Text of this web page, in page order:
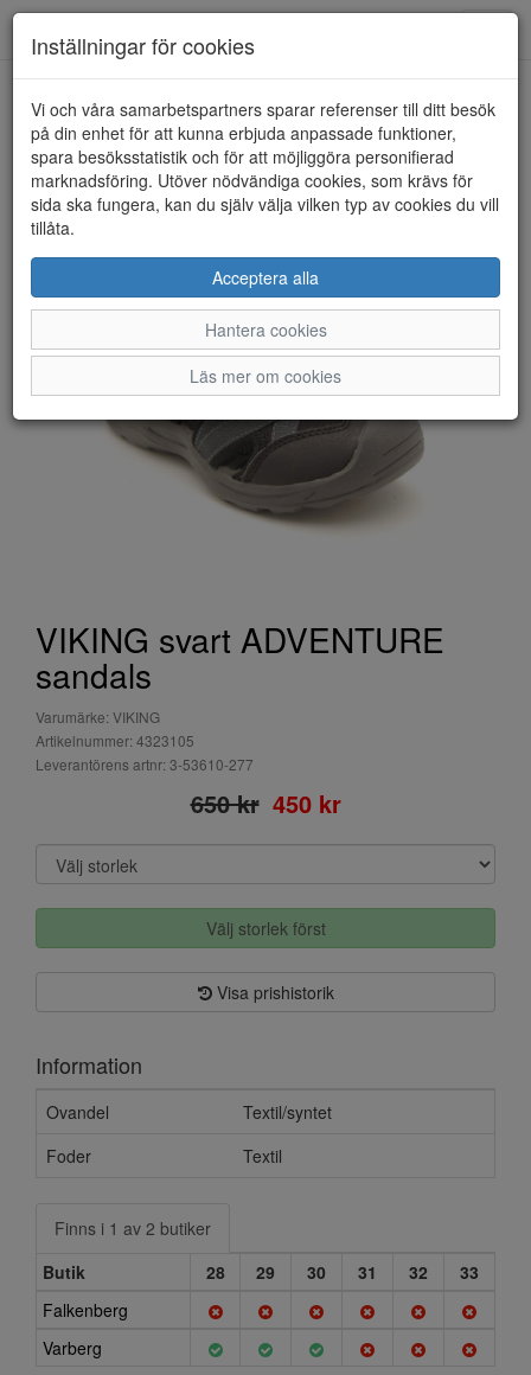
HEM VIKING
VIKING svart ADVENTURE
sandals
Varumärke: VIKING
Artikelnummer: 4323105
Leverantörens artnr: 3-53610-277
650 kr 450 kr
Välj storlek först
Visa prishistorik
Information
Ovandel
Textil/syntet
Foder
Textil
Finns i 1 av 2 butiker
Butik
28 29 30 31 32
33
Falkenberg
Varberg
Inställningar för cookies
Vi och våra samarbetspartners sparar referenser till ditt besök
på din enhet för att kunna erbjuda anpassade funktioner,
spara besöksstatistik och för att möjliggöra personifierad
marknadsföring. Utöver nödvändiga cookies, som krävs för
sida ska fungera, kan du själv välja vilken typ av cookies du vill
tillåta.
Acceptera alla
Hantera cookies
Läs mer om cookies